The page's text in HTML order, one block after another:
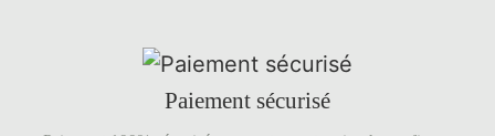
Paiement sécurisé